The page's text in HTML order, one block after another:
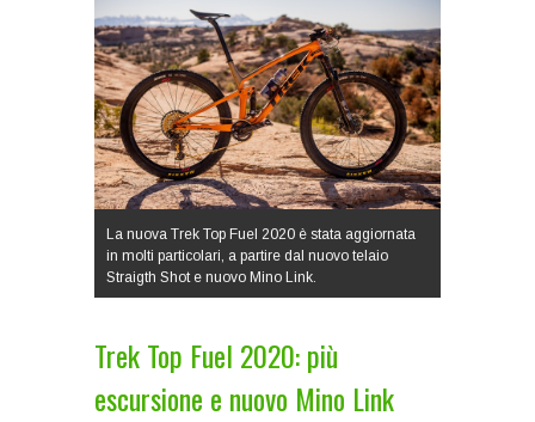
La nuova Trek Top Fuel 2020 è stata aggiornata
in molti particolari, a partire dal nuovo telaio
Straigth Shot e nuovo Mino Link.
Trek Top Fuel 2020: più
escursione e nuovo Mino Link